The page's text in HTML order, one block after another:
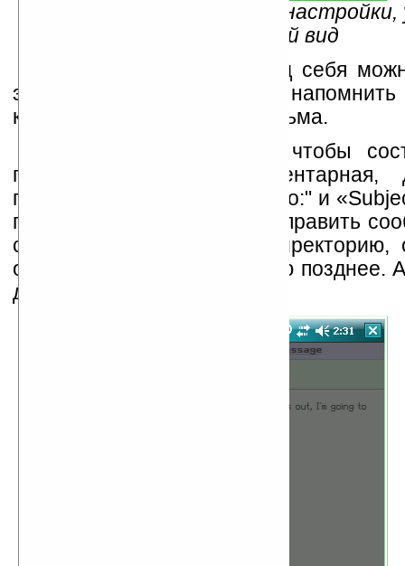
Рис.4 — Дополнительные
внешний вид
Подогнав настройки под себя
эпистолярным жанром и
коллегам о себе. В виде письма.
Воспользуйтесь меню, чтобы
письмо. Операция
понятное. Заполнив поля «To:" и
пару строк, можно сразу отправить
сохранить в локальную
отправить корреспонденцию позднее.
добавить вложение.